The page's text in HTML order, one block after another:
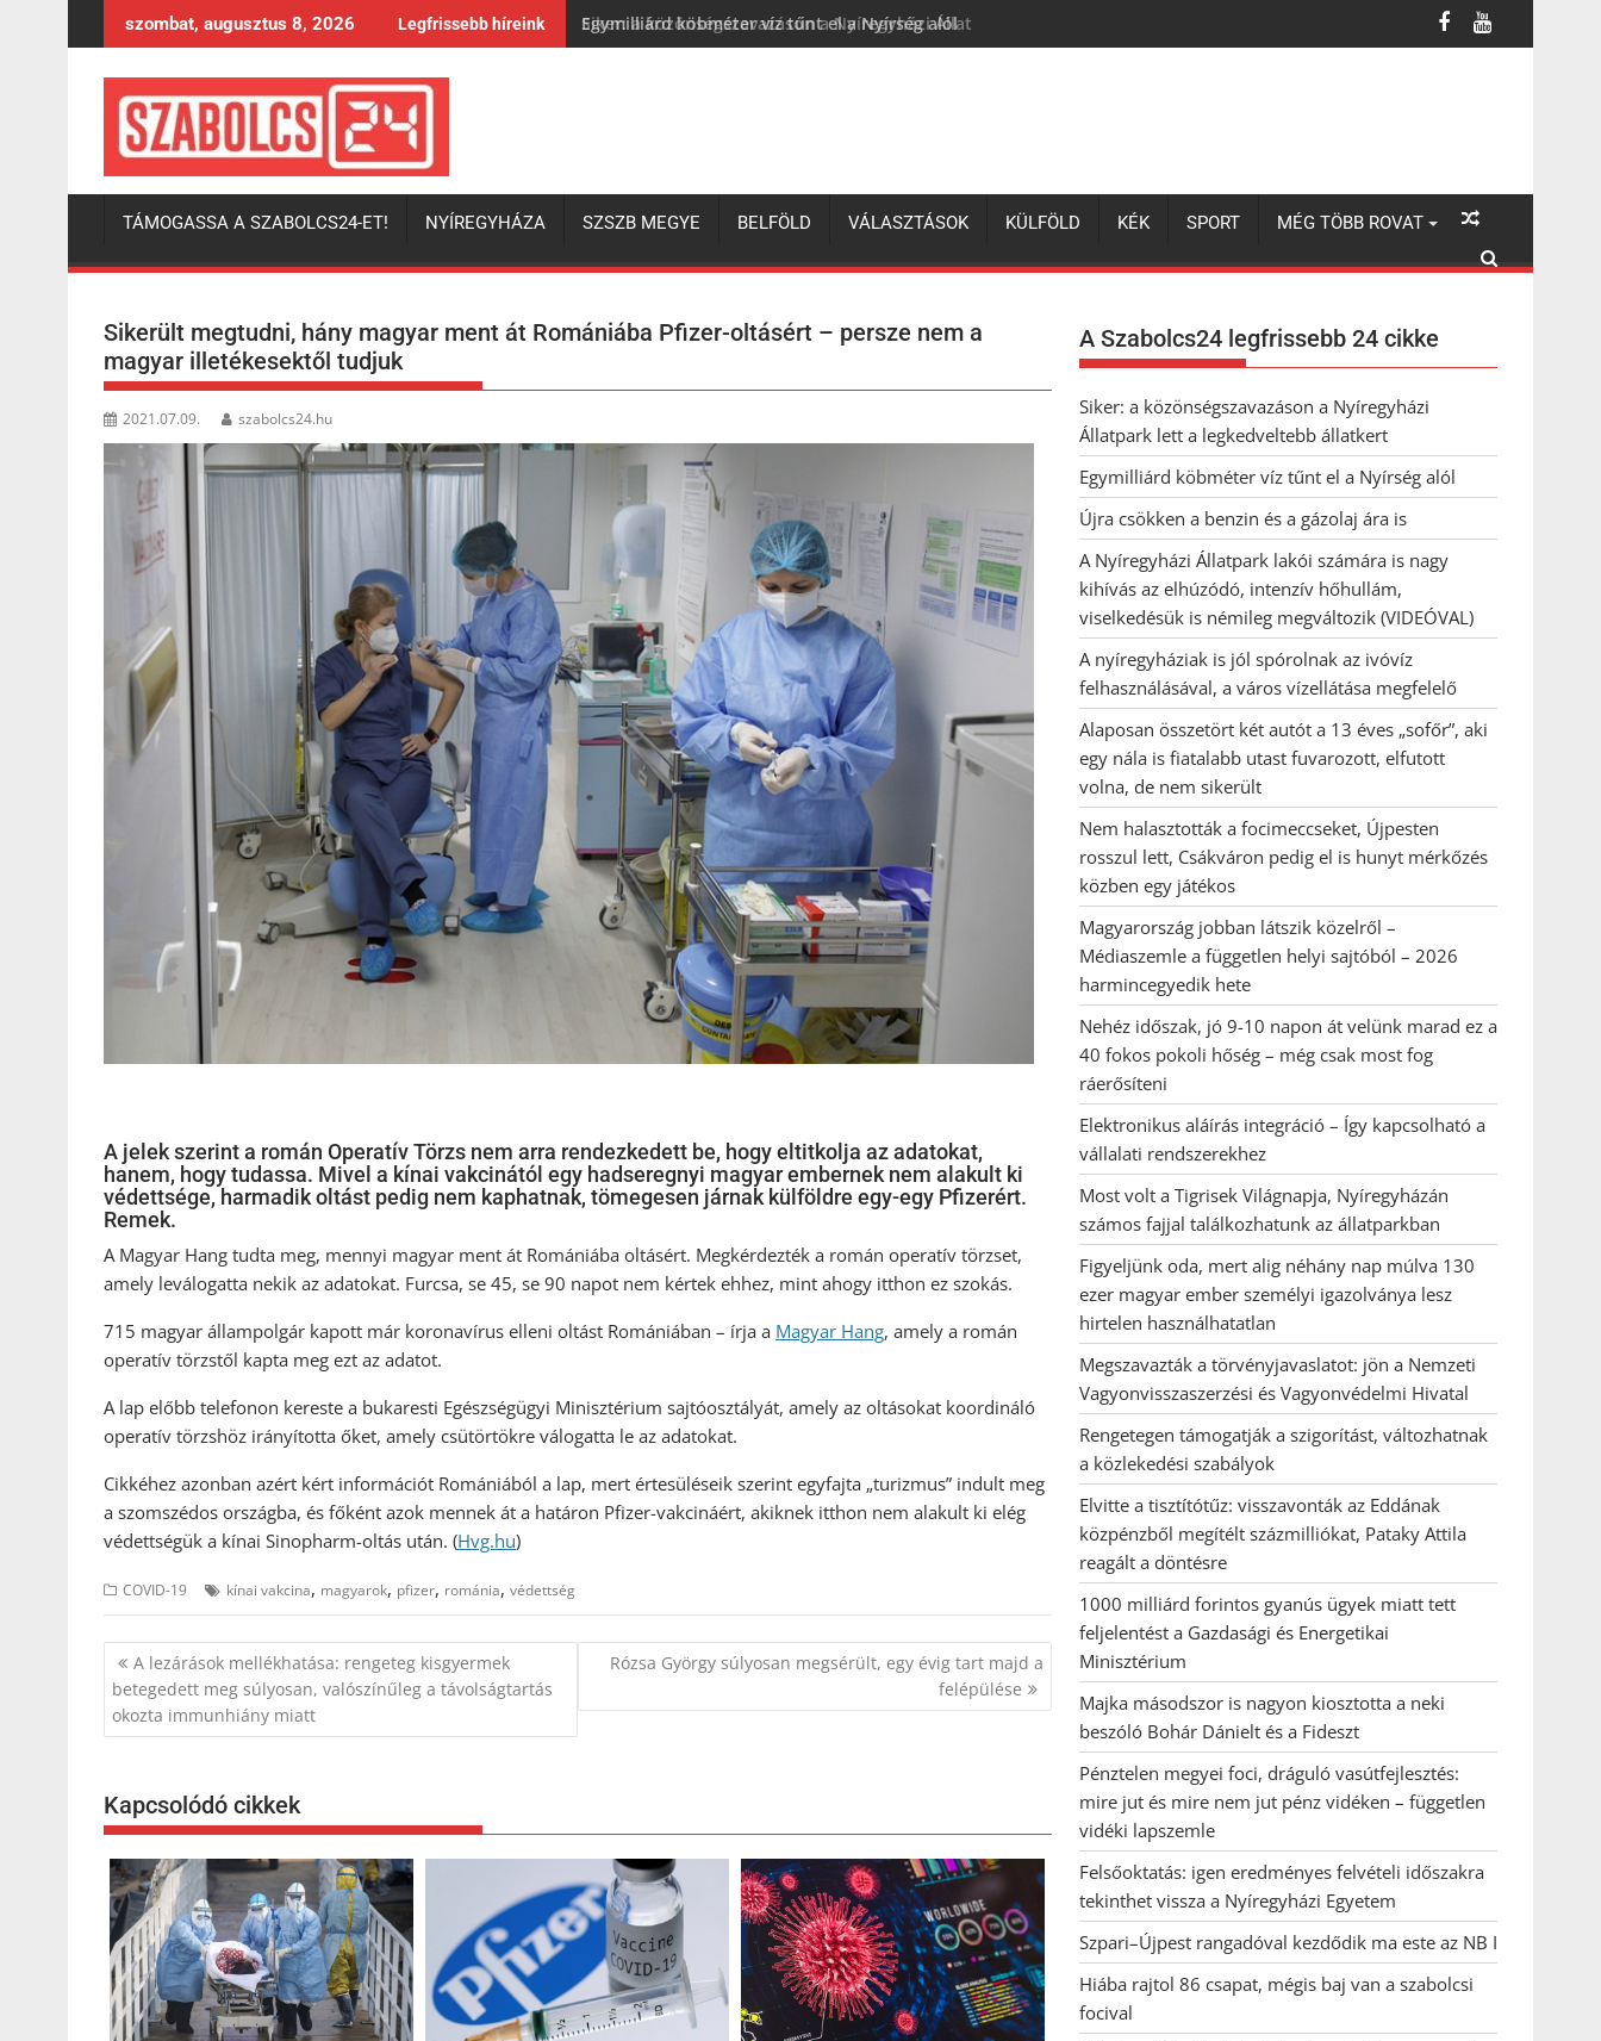
to
szombat, augusztus 8, 2026 Legfrissebb híreink Egymilliárd köbméter víz tűnt el a Nyírség alól
TÁMOGASSA A SZABOLCS24-ET! NYÍREGYHÁZA SZSZB MEGYE BELFÖLD VÁLASZTÁSOK KÜLFÖLD KÉK SPORT MÉG TÖBB ROVAT
Sikerült megtudni, hány magyar ment át Romániába Pfizer-oltásért – persze nem a
magyar illetékesektől tudjuk
2021.07.09. szabolcs24.hu
A jelek szerint a román Operatív Törzs nem arra rendezkedett be, hogy eltitkolja az adatokat,
hanem, hogy tudassa. Mivel a kínai vakcinától egy hadseregnyi magyar embernek nem alakult ki
védettsége, harmadik oltást pedig nem kaphatnak, tömegesen járnak külföldre egy-egy Pfizerért.
Remek.
A Magyar Hang tudta meg, mennyi magyar ment át Romániába oltásért. Megkérdezték a román operatív törzset,
amely leválogatta nekik az adatokat. Furcsa, se 45, se 90 napot nem kértek ehhez, mint ahogy itthon ez szokás.
715 magyar állampolgár kapott már koronavírus elleni oltást Romániában – írja a Magyar Hang, amely a román
operatív törzstől kapta meg ezt az adatot.
A lap előbb telefonon kereste a bukaresti Egészségügyi Minisztérium sajtóosztályát, amely az oltásokat koordináló
operatív törzshöz irányította őket, amely csütörtökre válogatta le az adatokat.
Cikkéhez azonban azért kért információt Romániából a lap, mert értesüléseik szerint egyfajta „turizmus” indult meg
a szomszédos országba, és főként azok mennek át a határon Pfizer-vakcináért, akiknek itthon nem alakult ki elég
védettségük a kínai Sinopharm-oltás után. (Hvg.hu)
COVID-19 kínai vakcina, magyarok, pfizer, románia, védettség
Bejegyzés
navigáció
A lezárások mellékhatása: rengeteg kisgyermek
betegedett meg súlyosan, valószínűleg a távolságtartás
okozta immunhiány miatt
Rózsa György súlyosan megsérült, egy évig tart majd a
felépülése
Kapcsolódó cikkek
A Szabolcs24 legfrissebb 24 cikke
Siker: a közönségszavazáson a Nyíregyházi
Állatpark lett a legkedveltebb állatkert
Egymilliárd köbméter víz tűnt el a Nyírség alól
Újra csökken a benzin és a gázolaj ára is
A Nyíregyházi Állatpark lakói számára is nagy
kihívás az elhúzódó, intenzív hőhullám,
viselkedésük is némileg megváltozik (VIDEÓVAL)
A nyíregyháziak is jól spórolnak az ivóvíz
felhasználásával, a város vízellátása megfelelő
Alaposan összetört két autót a 13 éves „sofőr”, aki
egy nála is fiatalabb utast fuvarozott, elfutott
volna, de nem sikerült
Nem halasztották a focimeccseket, Újpesten
rosszul lett, Csákváron pedig el is hunyt mérkőzés
közben egy játékos
Magyarország jobban látszik közelről –
Médiaszemle a független helyi sajtóból – 2026
harmincegyedik hete
Nehéz időszak, jó 9-10 napon át velünk marad ez a
40 fokos pokoli hőség – még csak most fog
ráerősíteni
Elektronikus aláírás integráció – Így kapcsolható a
vállalati rendszerekhez
Most volt a Tigrisek Világnapja, Nyíregyházán
számos fajjal találkozhatunk az állatparkban
Figyeljünk oda, mert alig néhány nap múlva 130
ezer magyar ember személyi igazolványa lesz
hirtelen használhatatlan
Megszavazták a törvényjavaslatot: jön a Nemzeti
Vagyonvisszaszerzési és Vagyonvédelmi Hivatal
Rengetegen támogatják a szigorítást, változhatnak
a közlekedési szabályok
Elvitte a tisztítótűz: visszavonták az Eddának
közpénzből megítélt százmilliókat, Pataky Attila
reagált a döntésre
1000 milliárd forintos gyanús ügyek miatt tett
feljelentést a Gazdasági és Energetikai
Minisztérium
Majka másodszor is nagyon kiosztotta a neki
beszóló Bohár Dánielt és a Fideszt
Pénztelen megyei foci, dráguló vasútfejlesztés:
mire jut és mire nem jut pénz vidéken – független
vidéki lapszemle
Felsőoktatás: igen eredményes felvételi időszakra
tekinthet vissza a Nyíregyházi Egyetem
Szpari–Újpest rangadóval kezdődik ma este az NB I
Hiába rajtol 86 csapat, mégis baj van a szabolcsi
focival